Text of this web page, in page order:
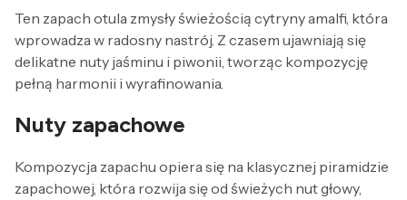
Ten zapach otula zmysły świeżością cytryny amalfi, która
wprowadza w radosny nastrój. Z czasem ujawniają się
delikatne nuty jaśminu i piwonii, tworząc kompozycję
pełną harmonii i wyrafinowania.
Nuty zapachowe
Kompozycja zapachu opiera się na klasycznej piramidzie
zapachowej, która rozwija się od świeżych nut głowy,